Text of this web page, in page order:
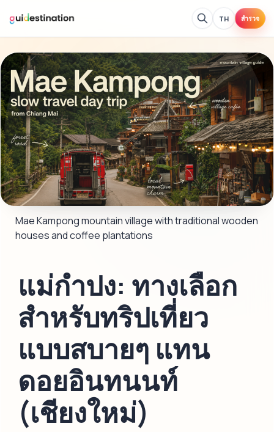
TH สำรวจ
Mae Kampong mountain village with traditional wooden
houses and coffee plantations
แม่กำปง: ทางเลือก
สำหรับทริปเที่ยว
แบบสบายๆ แทน
ดอยอินทนนท์
(เชียงใหม่)